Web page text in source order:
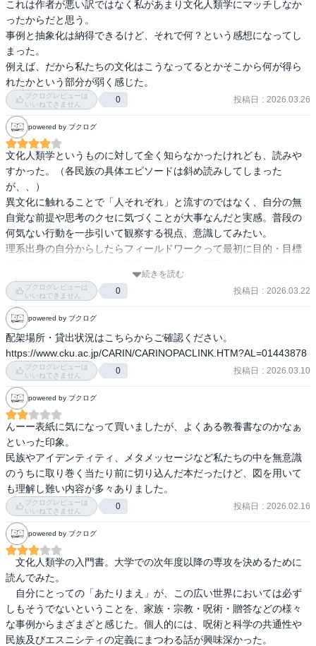
のだ。
これ就活の話を繋げてみると、なぜ日本はメンバーシップ型で、海
外のようにジョブ型にならないのか、という理由でもあるのではな
いか。
就職活動が就活ではあるものの、日本の実態は就社であるわけで。
そのため「社会人」という概念も独特といえる。「社会人」と言う
のは資格ではなく、主に企業という組織に所属しているという
「場」の論理が大きいからだ。
カミについてはもう少し書いて欲しかったが
この本の魅力は、事例研究を通して文化人類学のエッセンスを丁寧
に紐解きながら、最後に「文化人類学とは何か」を明快にまとめて
くれている点といえる。入門なんだから。
そして過去に読んだ本がより鮮明になる事もある。
例えば
「贈り物」の考えというのも、「サラ金の歴史 消費者金融と日本社
会」 （小島庸平）を改めて思い起こさせるものだった。
「呪術と科学には思考法の共通性がある」という視点は、私たちが
見落としている日常の奥深さを教えてくれるよね。
こうした視点は、最近の日本社会が抱える課題――排外主義や多様
性の欠如――に対しても、鋭い問いを投げかけてくれる。
文化人類学は、世界を広く見るための学問であると同時に、自分自
身を深く見つめ直すための鏡といえるな。
お子様の夏休みの読書にどうぞ。
これは作者が悪い訳ではなく私があまり文化人類学にマッチしなか
ったからだと思う。
事例と抽象化は納得できるけど、それで何？という感想になってし
まった。
例えば、だから私たちの文化はこうなってるとかそこから何が得ら
れたかという部分が弱く感じた。
ブクログレビューは
いいねできません
0 投稿日 : 2026.03.26
powered by ブクログ
文化人類学というものに対して全く知らなかったけれども、読みや
すかった。（各民族の具体エピソードは斜め読みしてしまった
が、、）
異文化に触れることで「人それぞれ」と流すのではなく、自分の無
自覚な前提や思考のクセに気づくことが大事なんだと実感。普段の
何気ない行動を一歩引いて観察する視点、意識してみたい。
理系出身の自分からしたらフィールドワークって最初に目的・目標
そうとはしていないと書かれていた。地道な探究の重要性にも気づ
けた。
続きを読む
ブクログレビューは
いいねできません
0 投稿日 : 2026.03.22
powered by ブクログ
配架場所・貸出状況はこちらからご確認ください。
https://www.cku.ac.jp/CARIN/CARINOPACLINK.HTM?AL=01443878
ブクログレビューは
いいねできません
0 投稿日 : 2026.03.10
powered by ブクログ
んーー表紙に気になって買いましたが、よくある教養書なのかなぁ
といった印象。
民族やアイデンティティ、メタメッセージなど私たちの中を無意識
のうちに取り巻く当たり前に切り込んだ本だったけど、図を用いて
も理解し難い内容が多々ありました。
ブクログレビューは
いいねできません
0 投稿日 : 2026.02.16
powered by ブクログ
文化人類学の入門書。大学での次年度以降の専攻を決めるために
読んでみた。
自分にとっての「あたりまえ」が、この広い世界においては必ず
しもそうでないということを、家族・宗教・呪術・贈答などの様々
な事例からまざまざと感じた。個人的には、呪術と科学の共通性や
民族及びエスニシティの定義にまつわる話が興味深かった。